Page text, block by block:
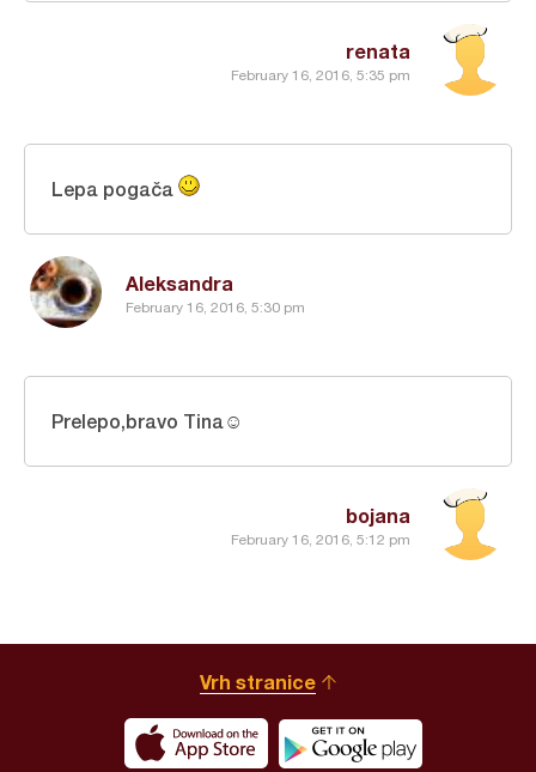
renata
February 16, 2016, 5:35 pm
Aleksandra
February 16, 2016, 5:30 pm
Lepa pogača
bojana
February 16, 2016, 5:12 pm
Prelepo,bravo Tina☺
Vrh stranice